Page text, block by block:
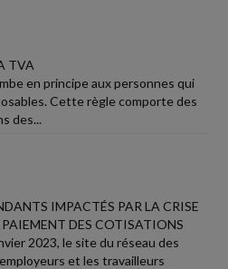
TVA
en principe aux personnes qui
Cette règle comporte des
des...
IMPACTÉS PAR LA CRISE
DES COTISATIONS
2023, le site du réseau des
et les travailleurs